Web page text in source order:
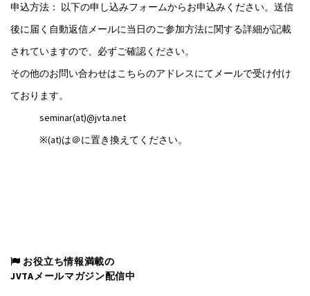
申込方法： 以下の申し込みフォームからお申込みください。送信
後に届く自動返信メールに当日のご参加方法に関する詳細が記載
されていますので、必ずご確認ください。
その他のお問い合わせはこちらのアドレスにてメールで受け付け
ております。
seminar(at)@jvta.net
※(at)は＠に置き換えてください。
お役立ち情報満載の
JVTAメールマガジン配信中